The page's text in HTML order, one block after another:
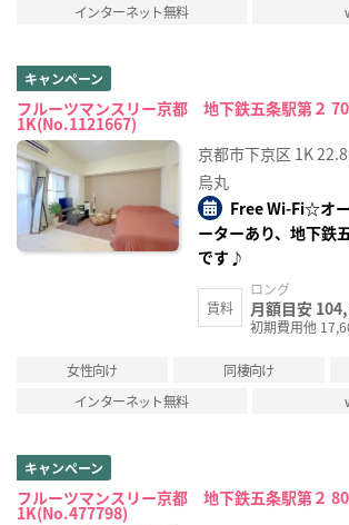
インターネット無料
キャンペーン
フルーツマンスリー京都 地下鉄五条駅第２
1K(No.1121667)
京都市下京区 1K
烏丸
Free Wi-Fi☆オ
ーターあり、地下鉄
です♪
賃料
ロング
月額目安
初期費用他
女性向け 同棲向け
インターネット無料
キャンペーン
フルーツマンスリー京都 地下鉄五条駅第２
1K(No.477798)